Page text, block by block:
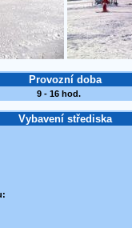
Provozní doba
9 - 16 hod.
Vybavení střediska